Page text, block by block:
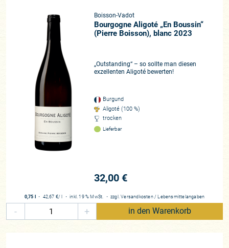
Boisson-Vadot
Bourgogne Aligoté „En Boussin“
(Pierre Boisson), blanc 2023
„Outstanding“ – so sollte man diesen
exzellenten Aligoté bewerten!
Burgund
Aligoté (100 %)
trocken
Lieferbar
32,00 €
0,75 l ・ 42,67 €/ l ・inkl. 19 % MwSt. ・ zzgl.Versandkosten / Lebensmittelangaben
- + in den Warenkorb